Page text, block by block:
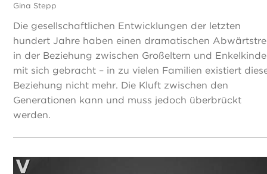
Gina Stepp
Die gesellschaftlichen Entwicklungen der letzten
hundert Jahre haben einen dramatischen
in der Beziehung zwischen Großeltern und
mit sich gebracht – in zu vielen Familien existiert
Beziehung nicht mehr. Die Kluft zwischen den
Generationen kann und muss jedoch überbrückt
werden.